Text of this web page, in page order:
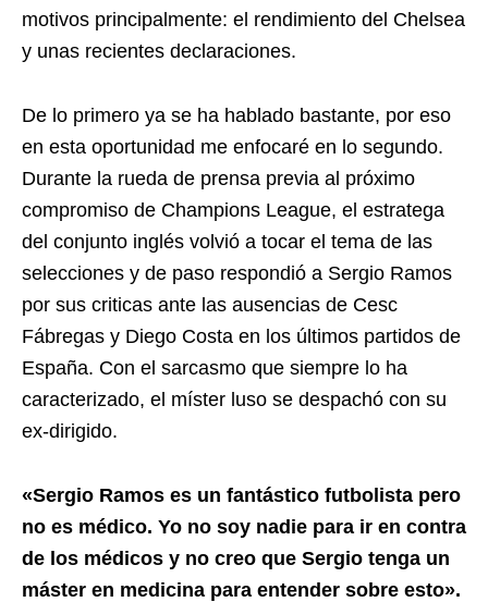
motivos principalmente: el rendimiento del Chelsea
y unas recientes declaraciones.
De lo primero ya se ha hablado bastante, por eso
en esta oportunidad me enfocaré en lo segundo.
Durante la rueda de prensa previa al próximo
compromiso de Champions League, el estratega
del conjunto inglés volvió a tocar el tema de las
selecciones y de paso respondió a Sergio Ramos
por sus criticas ante las ausencias de Cesc
Fábregas y Diego Costa en los últimos partidos de
España. Con el sarcasmo que siempre lo ha
caracterizado, el míster luso se despachó con su
ex-dirigido.
«Sergio Ramos es un fantástico futbolista pero
no es médico. Yo no soy nadie para ir en contra
de los médicos y no creo que Sergio tenga un
máster en medicina para entender sobre esto».